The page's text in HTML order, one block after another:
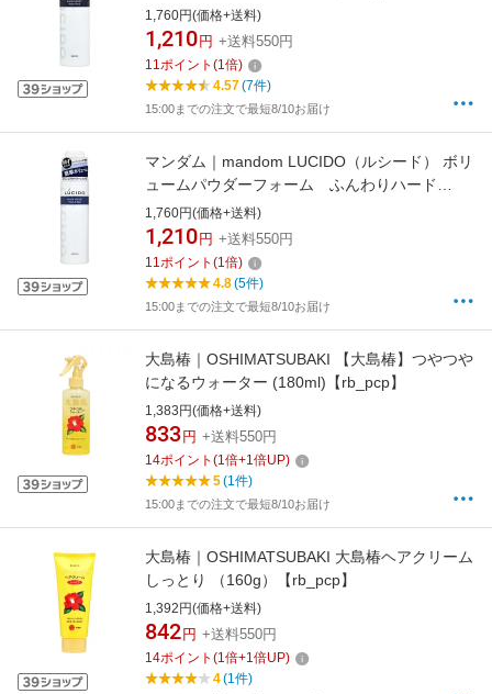
リング剤〕[LCヘアスプレーNSH]【rb_pcp】
1,760円(価格+送料)
1,210 円 +送料550円
11ポイント (1倍)
4.57(7件)
15:00までの注文で最短8/10お届け
マンダム｜mandom LUCIDO（ルシード） ボリ
ュームパウダーフォーム ふんわりハード
（185g） 〔スタイリング剤〕【rb_pcp】
1,760円(価格+送料)
1,210 円 +送料550円
11ポイント (1倍)
4.8(5件)
15:00までの注文で最短8/10お届け
大島椿｜OSHIMATSUBAKI 【大島椿】つやつや
になるウォーター (180ml)【rb_pcp】
1,383円(価格+送料)
833 円 +送料550円
14ポイント (1倍+1倍UP)
5(1件)
15:00までの注文で最短8/10お届け
大島椿｜OSHIMATSUBAKI 大島椿ヘアクリーム
しっとり （160g）【rb_pcp】
1,392円(価格+送料)
842 円 +送料550円
14ポイント (1倍+1倍UP)
4(1件)